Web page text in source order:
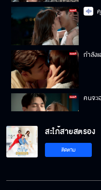
กำลัง
คนจะ
สามีกับ
สะใภ้สายสตรอง
ติดตาม